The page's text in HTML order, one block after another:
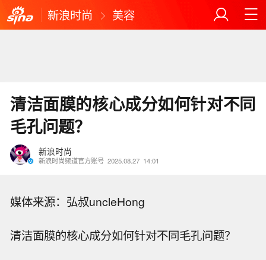
新浪时尚 美容
清洁面膜的核心成分如何针对不同
毛孔问题？
新浪时尚
新浪时尚频道官方账号 2025.08.27 14:01
媒体来源： 弘叔uncleHong
清洁面膜的核心成分如何针对不同毛孔问题？